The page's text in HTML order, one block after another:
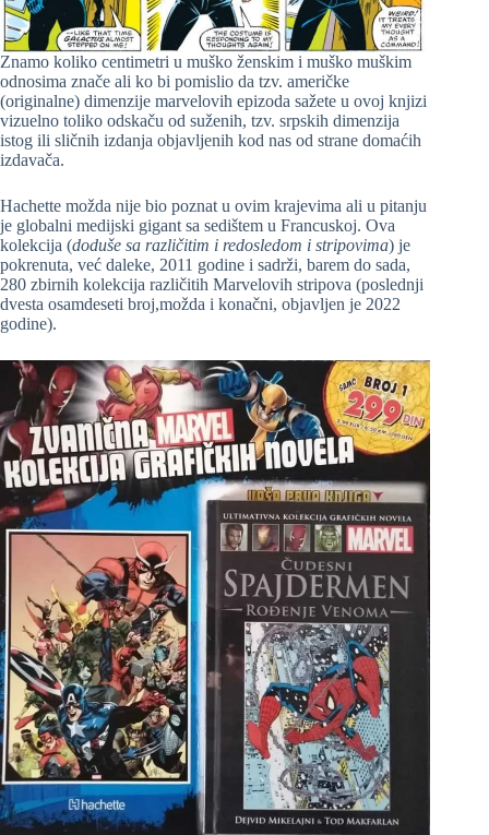
Znamo koliko centimetri u muško ženskim i muško muškim
odnosima znače ali ko bi pomislio da tzv. američke
(originalne) dimenzije marvelovih epizoda sažete u ovoj knjizi
vizuelno toliko odskaču od suženih, tzv. srpskih dimenzija
istog ili sličnih izdanja objavljenih kod nas od strane domaćih
izdavača.
Hachette možda nije bio poznat u ovim krajevima ali u pitanju
je globalni medijski gigant sa sedištem u Francuskoj. Ova
kolekcija (doduše sa različitim i redosledom i stripovima) je
pokrenuta, već daleke, 2011 godine i sadrži, barem do sada,
280 zbirnih kolekcija različitih Marvelovih stripova (poslednji
dvesta osamdeseti broj,možda i konačni, objavljen je 2022
godine).